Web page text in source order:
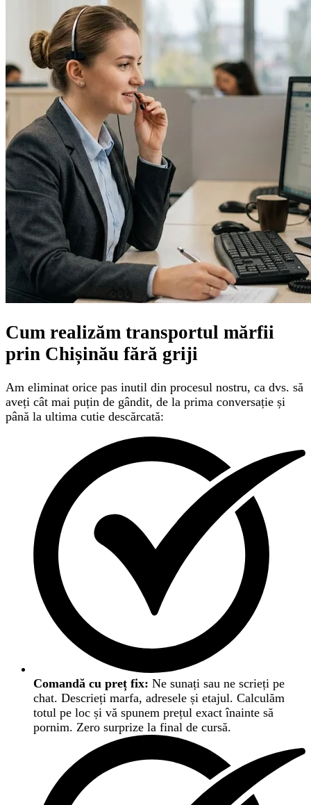
Cum realizăm transportul mărfii
prin Chișinău fără griji
Am eliminat orice pas inutil din procesul nostru, ca dvs. să
aveți cât mai puțin de gândit, de la prima conversație și
până la ultima cutie descărcată:
Comandă cu preț fix: Ne sunați sau ne scrieți pe
chat. Descrieți marfa, adresele și etajul. Calculăm
totul pe loc și vă spunem prețul exact înainte să
pornim. Zero surprize la final de cursă.